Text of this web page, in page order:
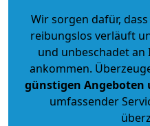
Wir sorgen dafür,
reibungslos verläuft
und unbeschadet
ankommen.
günstigen Angeboten
umfassender